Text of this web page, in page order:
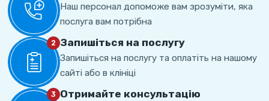
Наш персонал допоможе вам зрозуміти, яка
послуга вам потрібна
2 Запишіться на послугу
Запишіться на послугу та оплатіть на нашому
сайті або в клініці
3 Отримайте консультацію